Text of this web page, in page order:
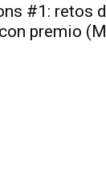
#1: retos
premio